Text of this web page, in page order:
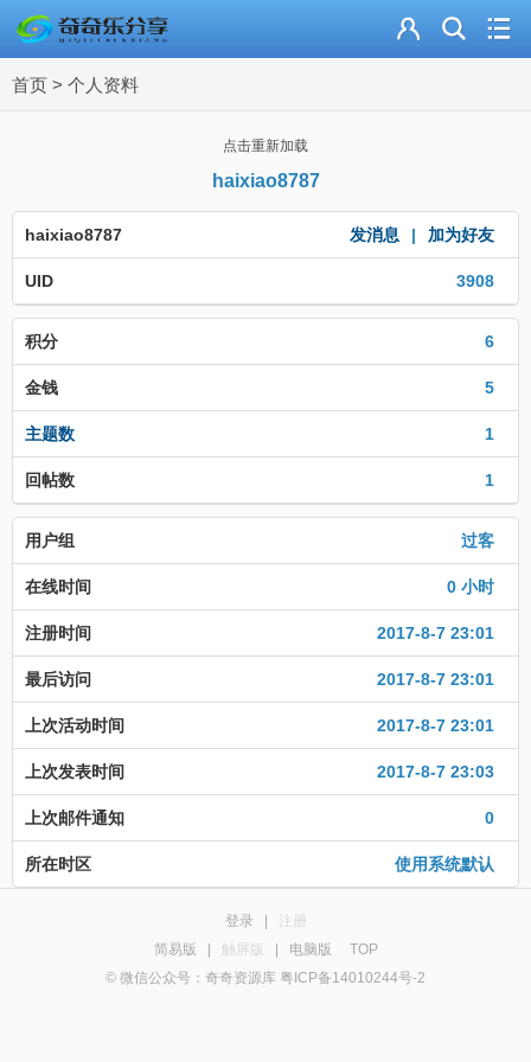
首页 > 个人资料
点击重新加载
haixiao8787
发消息 | 加为好友
haixiao8787
3908
UID
6
积分
5
金钱
1
主题数
1
回帖数
过客
用户组
0 小时
在线时间
2017-8-7 23:01
注册时间
2017-8-7 23:01
最后访问
2017-8-7 23:01
上次活动时间
2017-8-7 23:03
上次发表时间
0
上次邮件通知
使用系统默认
所在时区
登录
注册
简易版
触屏版 电脑版
TOP
© 微信公众号：奇奇资源库 粤ICP备14010244号-2
资源合集
站内导读
加入频道